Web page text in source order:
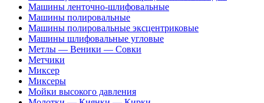
Машины ленточно-шлифовальные
Машины полировальные
Машины полировальные эксцентриковые
Машины шлифовальные угловые
Метлы — Веники — Совки
Метчики
Миксер
Миксеры
Мойки высокого давления